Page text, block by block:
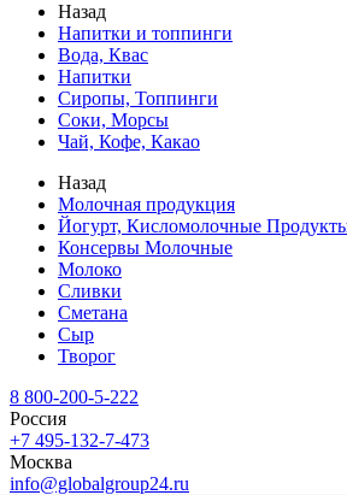
Назад
Напитки и топпинги
Вода, Квас
Напитки
Сиропы, Топпинги
Соки, Морсы
Чай, Кофе, Какао
Назад
Молочная продукция
Йогурт, Кисломолочные
Консервы Молочные
Молоко
Сливки
Сметана
Сыр
Творог
8 800-200-5-222
Россия
+7 495-132-7-473
Москва
info@globalgroup24.ru